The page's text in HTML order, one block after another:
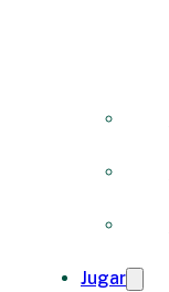
Jugar